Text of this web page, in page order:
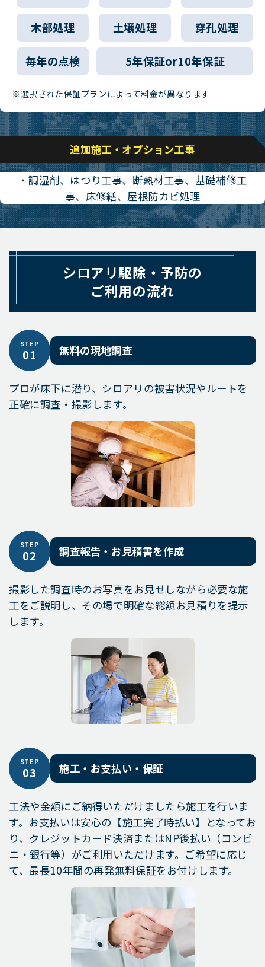
木部処理 土壌処理 穿孔処理
毎年の点検 5年保証or10年保証
※選択された保証プランによって料金が異なります
追加施工・オプション工事
・調湿剤、はつり工事、断熱材工事、基礎補修工
事、床修繕、屋根防カビ処理
シロアリ駆除・予防の
ご利用の流れ
STEP
01 無料の現地調査
プロが床下に潜り、シロアリの被害状況やルートを
正確に調査・撮影します。
STEP
02 調査報告・お見積書を作成
撮影した調査時のお写真をお見せしながら必要な施
工をご説明し、その場で明確な総額お見積りを提示
します。
STEP
03 施工・お支払い・保証
工法や金額にご納得いただけましたら施工を行いま
す。お支払いは安心の【施工完了時払い】となってお
り、クレジットカード決済またはNP後払い（コンビ
ニ・銀行等）がご利用いただけます。ご希望に応じ
て、最長10年間の再発無料保証をお付けします。